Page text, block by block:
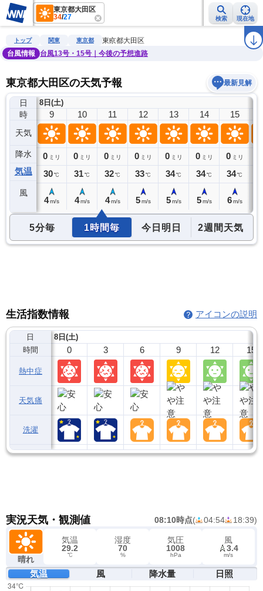
東京都大田区
34/27 検索 現在地
雨雲レーダー 台風情報 地震情報 ラ
トップ 関東 東京都
東京都大田区
台風情報
台風13号・15号｜今後の予想進路
東京都大田区の天気予報 最新見解
日
時
天気
降水
気温
風
8日(土)
8
0ミリ
29℃
9
0 ミリ
30℃
4 m/s
10
0 ミリ
31℃
4 m/s
11
0 ミリ
32℃
4 m/s
12
0 ミリ
33℃
5 m/s
13
0 ミリ
34℃
5 m/s
14
0 ミリ
34℃
5 m/s
15
0 ミリ
34℃
6 m/s
5分毎 1時間毎 今日明日 2週間天気
生活指数情報 アイコンの説明
日
時間
熱中症
天気痛
洗濯
8日(土)
0 3 6 9 12 15
実況天気・観測値 08:10時点( 04:54 18:39)
晴れ
気温
29.2
℃
湿度
70
%
気圧
1008
hPa
風
3.4
m/s
気温 風 降水量 日照